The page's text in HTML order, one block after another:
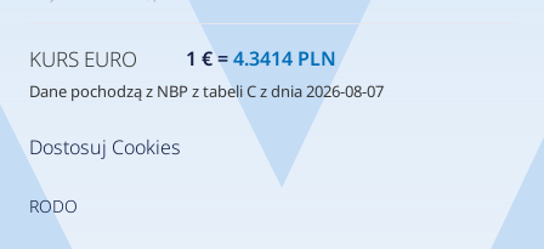
Dostosuj Cookies
RODO
KURS EURO 1 € =4.3414 PLN
Dane pochodzą z NBP z tabeli C z dnia 2026-08-07